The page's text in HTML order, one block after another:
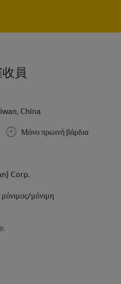
員
China
Μόνο πρωινή βάρδια
Corp.
μόνιμος/μόνιμη